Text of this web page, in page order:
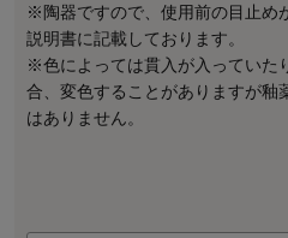
※陶器ですので、使用前の目止め
説明書に記載しております。
※色によっては貫入が入っていた
合、変色することがありますが釉
はありません。